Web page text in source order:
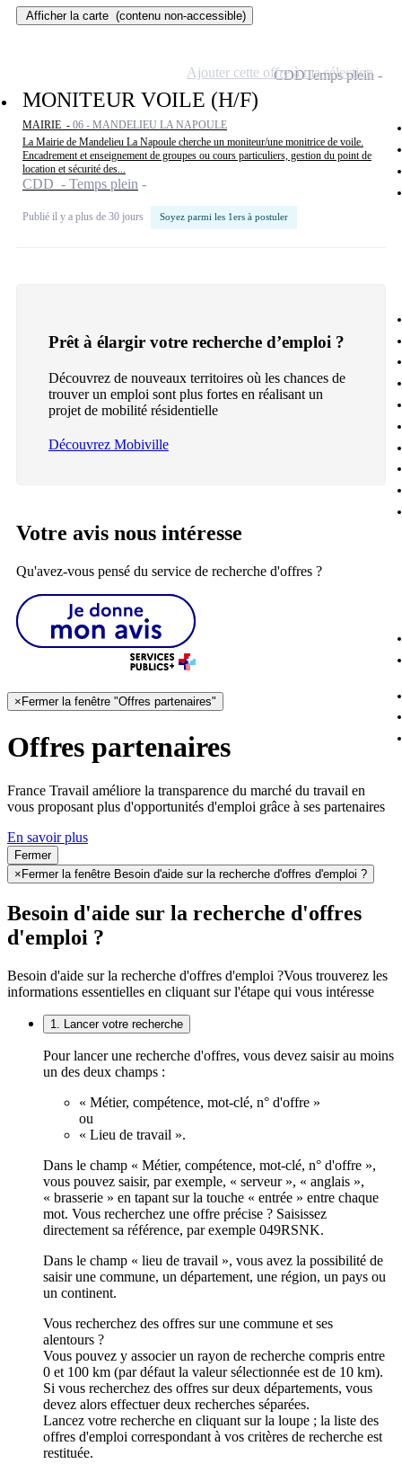
Afficher la carte (contenu non-accessible)
MONITEUR VOILE (H/F)
MAIRIE - 06 - MANDELIEU LA NAPOULE
La Mairie de Mandelieu La Napoule cherche un moniteur/une monitrice de voile.
Encadrement et enseignement de groupes ou cours particuliers, gestion du point de
location et sécurité des...
CDD - Temps plein
Publié il y a plus de 30 jours Soyez parmi les 1ers à postuler
CDDTemps plein
Ajouter cette offre à ma sélection
Prêt à élargir votre recherche d’emploi ?
Découvrez de nouveaux territoires où les chances de
trouver un emploi sont plus fortes en réalisant un
projet de mobilité résidentielle
Découvrez Mobiville
Votre avis nous intéresse
Qu'avez-vous pensé du service de recherche d'offres ?
× Fermer la fenêtre "Offres partenaires"
Offres partenaires
France Travail améliore la transparence du marché du travail en
vous proposant plus d'opportunités d'emploi grâce à ses partenaires
En savoir plus
Fermer
× Fermer la fenêtre Besoin d'aide sur la recherche d'offres d'emploi ?
Besoin d'aide sur la recherche d'offres
d'emploi ?
Besoin d'aide sur la recherche d'offres d'emploi ?Vous trouverez les
informations essentielles en cliquant sur l'étape qui vous intéresse
1. Lancer votre recherche
Pour lancer une recherche d'offres, vous devez saisir au moins
un des deux champs :
« Métier, compétence, mot-clé, n° d'offre »
ou
« Lieu de travail ».
Dans le champ « Métier, compétence, mot-clé, n° d'offre »,
vous pouvez saisir, par exemple, « serveur », « anglais »,
« brasserie » en tapant sur la touche « entrée » entre chaque
mot. Vous recherchez une offre précise ? Saisissez
directement sa référence, par exemple 049RSNK.
Dans le champ « lieu de travail », vous avez la possibilité de
saisir une commune, un département, une région, un pays ou
un continent.
Vous recherchez des offres sur une commune et ses
alentours ?
Vous pouvez y associer un rayon de recherche compris entre
0 et 100 km (par défaut la valeur sélectionnée est de 10 km).
Si vous recherchez des offres sur deux départements, vous
devez alors effectuer deux recherches séparées.
Lancez votre recherche en cliquant sur la loupe ; la liste des
offres d'emploi correspondant à vos critères de recherche est
restituée.